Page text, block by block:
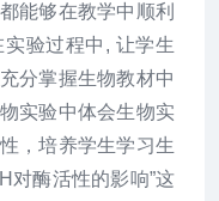
能够在教学中顺利
验过程中, 让学生
分掌握生物教材中
实验中体会生物实
，培养学生学习生
对酶活性的影响”这